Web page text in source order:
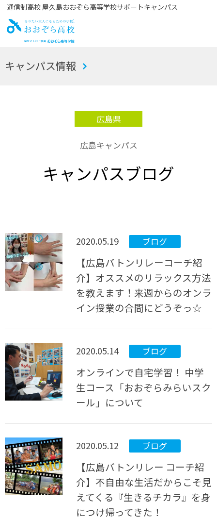
通信制高校 屋久島おおぞら高等学校サポートキャンパス
お
キャンパス情報
広島県
広島キャンパス
キャンパスブログ
2020.05.19 ブログ
【広島バトンリレーコーチ紹
介】オススメのリラックス方法
を教えます！来週からのオンラ
イン授業の合間にどうぞっ☆
2020.05.14 ブログ
オンラインで自宅学習！ 中学
生コース「おおぞらみらいスク
ール」について
2020.05.12 ブログ
【広島バトンリレー コーチ紹
介】不自由な生活だからこそ見
えてくる『生きるチカラ』を身
につけ帰ってきた！